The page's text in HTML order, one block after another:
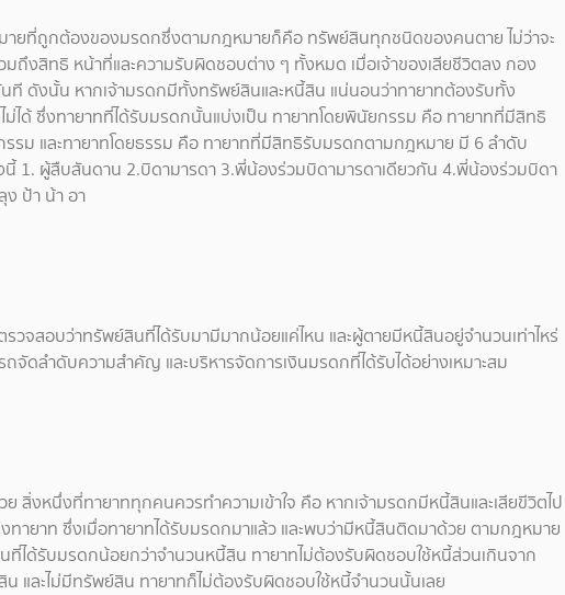
ายที่ถูกต้องของมรดกซึ่งตามกฎหมายก็คือ ทรัพย์สินทุกชนิดของคนตาย ไม่ว่าจะ
ถึงสิทธิ หน้าที่และความรับผิดชอบต่าง ๆ ทั้งหมด เมื่อเจ้าของเสียชีวิตลง กอง
ดังนั้น หากเจ้ามรดกมีทั้งทรัพย์สินและหนี้สิน แน่นอนว่าทายาทต้องรับทั้ง
ได้ ซึ่งทายาทที่ได้รับมรดกนั้นแบ่งเป็น ทายาทโดยพินัยกรรม คือ ทายาทที่มีสิทธิ
รม และทายาทโดยธรรม คือ ทายาทที่มีสิทธิรับมรดกตามกฎหมาย มี 6 ลำดับ
1. ผู้สืบสันดาน 2.บิดามารดา 3.พี่น้องร่วมบิดามารดาเดียวกัน 4.พี่น้องร่วมบิดา
ง ป้า น้า อา
รวจสอบว่าทรัพย์สินที่ได้รับมามีมากน้อยแค่ไหน และผู้ตายมีหนี้สินอยู่จำนวนเท่าไหร่
จัดลำดับความสำคัญ และบริหารจัดการเงินมรดกที่ได้รับได้อย่างเหมาะสม
สิ่งหนึ่งที่ทายาททุกคนควรทำความเข้าใจ คือ หากเจ้ามรดกมีหนี้สินและเสียขีวิตไป
ายาท ซึ่งเมื่อทายาทได้รับมรดกมาแล้ว และพบว่ามีหนี้สินติดมาด้วย ตามกฎหมาย
ที่ได้รับมรดกน้อยกว่าจำนวนหนี้สิน ทายาทไม่ต้องรับผิดชอบใช้หนี้ส่วนเกินจาก
และไม่มีทรัพย์สิน ทายาทก็ไม่ต้องรับผิดชอบใช้หนี้จำนวนนั้นเลย